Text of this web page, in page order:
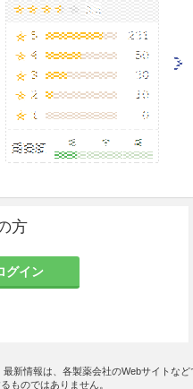
く、心悸亢進、胸痛
おそれがある。〕
麻酔時］〔阻血状態
科領域における伝達
方
グイン
新情報は、各製薬会社のWebサイトなど
ものではありません。